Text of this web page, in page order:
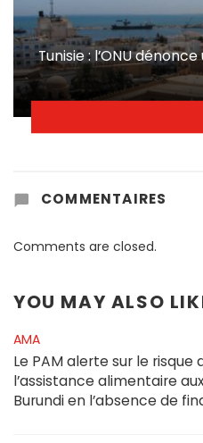
Tunisie : l’ONU
COMMENTAIRES
Comments are closed.
YOU MAY ALSO
AMA
Le PAM alerte sur le risque
l’assistance alimentaire
Burundi en l’absence de